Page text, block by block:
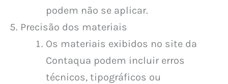
podem não se aplicar.
Precisão dos materiais
Os materiais exibidos no site da
Contaqua podem incluir erros
técnicos, tipográficos ou